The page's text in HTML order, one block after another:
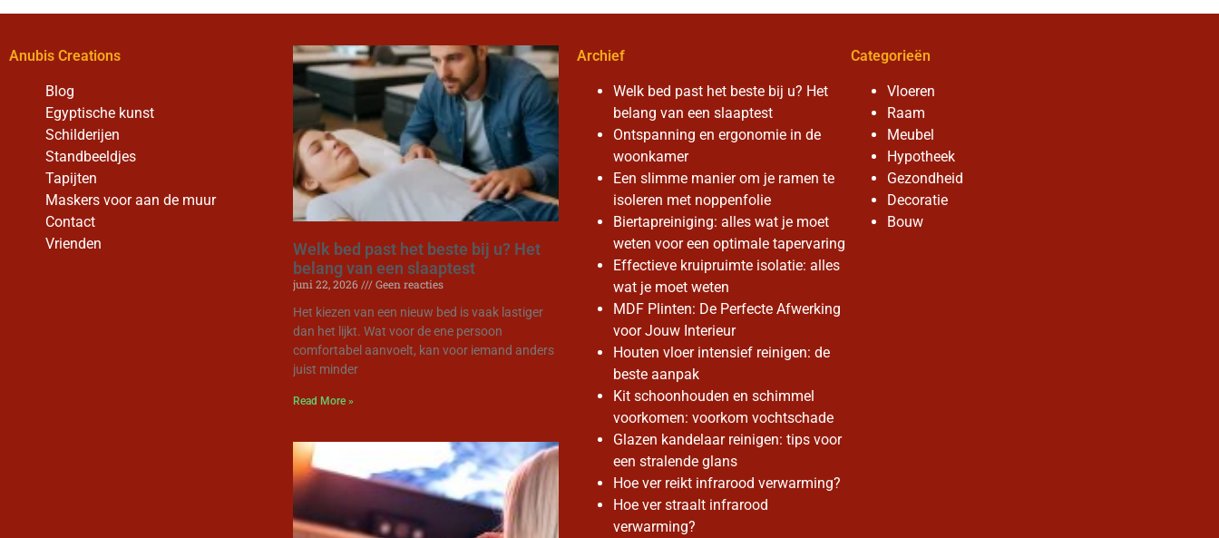
Anubis Creations
Blog
Egyptische kunst
Schilderijen
Standbeeldjes
Tapijten
Maskers voor aan de muur
Contact
Vrienden
Welk bed past het beste bij u? Het
belang van een slaaptest
juni 22, 2026
Geen reacties
Het kiezen van een nieuw bed is vaak lastiger
dan het lijkt. Wat voor de ene persoon
comfortabel aanvoelt, kan voor iemand anders
juist minder
Read More »
Archief
Welk bed past het beste bij u? Het
belang van een slaaptest
Ontspanning en ergonomie in de
woonkamer
Een slimme manier om je ramen te
isoleren met noppenfolie
Biertapreiniging: alles wat je moet
weten voor een optimale tapervaring
Effectieve kruipruimte isolatie: alles
wat je moet weten
MDF Plinten: De Perfecte Afwerking
voor Jouw Interieur
Houten vloer intensief reinigen: de
beste aanpak
Kit schoonhouden en schimmel
voorkomen: voorkom vochtschade
Glazen kandelaar reinigen: tips voor
een stralende glans
Hoe ver reikt infrarood verwarming?
Hoe ver straalt infrarood
verwarming?
Categorieën
Vloeren
Raam
Meubel
Hypotheek
Gezondheid
Decoratie
Bouw